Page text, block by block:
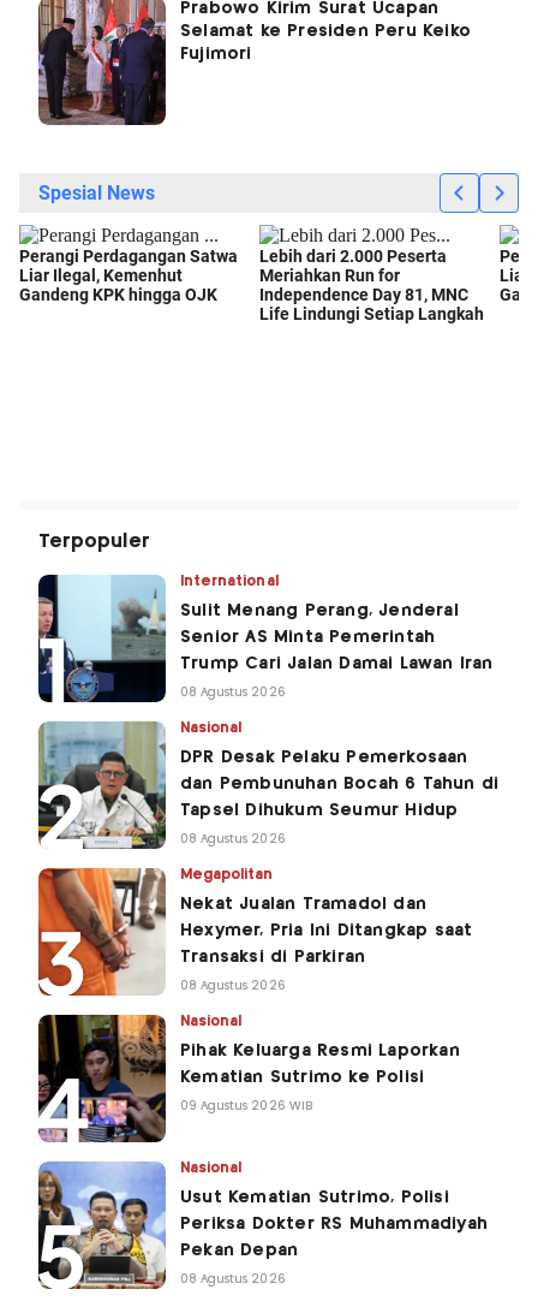
Prabowo Kirim Surat Ucapan
Selamat ke Presiden Peru Keiko
Fujimori
Terpopuler
International
Sulit Menang Perang, Jenderal
Senior AS Minta Pemerintah
Trump Cari Jalan Damai Lawan Iran
08 Agustus 2026
Nasional
DPR Desak Pelaku Pemerkosaan
dan Pembunuhan Bocah 6 Tahun di
Tapsel Dihukum Seumur Hidup
08 Agustus 2026
Megapolitan
Nekat Jualan Tramadol dan
Hexymer, Pria Ini Ditangkap saat
Transaksi di Parkiran
08 Agustus 2026
Nasional
Pihak Keluarga Resmi Laporkan
Kematian Sutrimo ke Polisi
09 Agustus 2026 WIB
Nasional
Usut Kematian Sutrimo, Polisi
Periksa Dokter RS Muhammadiyah
Pekan Depan
08 Agustus 2026